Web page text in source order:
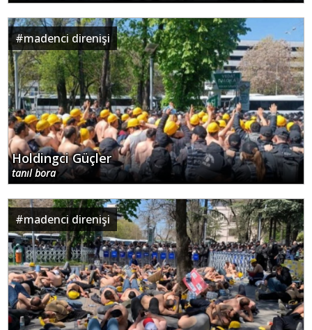
#madenci direnişi
Holdingci Güçler
tanıl bora
#madenci direnişi